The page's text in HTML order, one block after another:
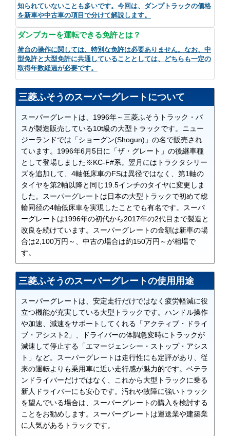
知られていないことも多いです。今回は、ダンプトラックの価格
を新車や中古車の項目で分けて解説します。
ダンプカーを運転できる免許とは？
荷台の操作に関しては、特別な免許は必要ありません。なお、中
型免許と大型免許に共通していることとしては、どちらも一定の
取得年数経過が必要です。
三菱ふそうのスーパーグレートについて
スーパーグレートは、1996年～三菱ふそうトラック・バ
スが製造販売している10t級の大型トラックです。ニュー
ジーランドでは「ショーグン(Shogun)」の名で販売され
ています。1996年6月5日に「ザ・グレート」の後継車種
として登場しました※KC‐F#系。翌月にはトラクタシリー
ズを追加して、4軸低床車のFSは異径ではなく、第1軸の
タイヤを第2軸以降と同じ19.5インチのタイヤに変更しま
した。スーパーグレートは日本の大型トラックで初めて総
輪同径の4軸低床車を実現したことでも有名です。スーパ
ーグレートは1996年の初代から2017年の2代目まで製造と
改良を続けています。スーパーグレートの金額は新車の場
合は2,100万円～、中古の場合は約150万円～が相場で
す。
三菱ふそうのスーパーグレートの使用用途
スーパーグレートは、安定走行だけではなく疲労軽減に役
立つ機能が充実している大型トラックです。ハンドル操作
や加速、減速をサポートしてくれる「アクティブ・ドライ
ブ・アシスト2」、ドライバーの体調急変時にトラックが
減速して停止する「エマージェンシー・ストップ・アシス
ト」など。スーパーグレートは走行性にも定評があり、従
来の運転よりも乗用車に近い走行感が魅力的です。ベテラ
ンドライバーだけではなく、これから大型トラックに乗る
新人ドライバーにも安心です。汚れや故障に強いトラック
を望んでいる場合は、スーパーグレートの購入を検討する
ことをお勧めします。スーパーグレートは運送業や建築業
に人気があるトラックです。